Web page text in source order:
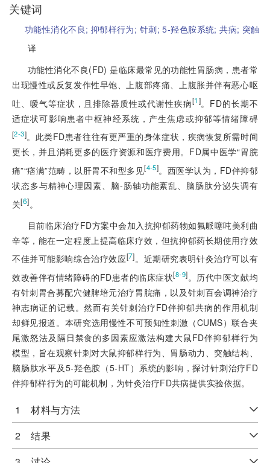
关键词
功能性消化不良; 抑郁样行为; 针刺;5-羟色胺系统;共病; 突触
译
功能性消化不良(FD) 是临床最常见的功能性胃肠病，患者常
出现慢性或反复发作性早饱、上腹部疼痛、上腹胀并伴有恶心呕
吐、嗳气等症状，且排除器质性或代谢性疾病[1]。FD的长期不
适症状可影响患者中枢神经系统，产生焦虑或抑郁等情绪障碍
[2-3]。此类FD患者往往有更严重的身体症状，疾病恢复所需时间
更长，并且消耗更多的医疗资源和医疗费用。FD属中医学“胃脘
痛”“痞满”范畴，以肝胃不和型多见[4-5]。西医学认为，FD伴抑郁
状态多与精神心理因素、脑-肠轴功能紊乱、脑肠肽分泌失调有
关[6]。
目前临床治疗FD方案中会加入抗抑郁药物如氟哌噻吨美利曲
辛等，能在一定程度上提高临床疗效，但抗抑郁药长期使用疗效
不佳并可能影响综合治疗效应[7]。近期研究表明针灸治疗可以有
效改善伴有情绪障碍的FD患者的临床症状[8-9]。历代中医文献均
有针刺胃合募配穴健脾培元治疗胃脘痛，以及针刺百会调神治疗
神志病证的记载。然而有关针刺治疗FD伴抑郁共病的作用机制
却鲜见报道。本研究选用慢性不可预知性刺激（CUMS）联合夹
尾激怒法及隔日禁食的多因素应激法构建大鼠FD伴抑郁样行为
模型，旨在观察针刺对大鼠抑郁样行为、胃肠动力、突触结构、
脑肠肽水平及5-羟色胺（5-HT）系统的影响，探讨针刺治疗FD
伴抑郁样行为的可能机制，为针灸治疗FD共病提供实验依据。
1 材料与方法
2 结果